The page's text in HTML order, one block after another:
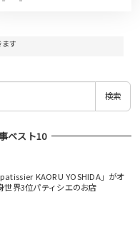
す
検索
ベスト10
KAORU YOSHIDA」がオ
世界3位パティシエのお店